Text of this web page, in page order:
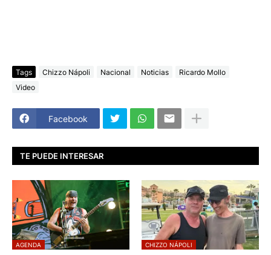
Tags Chizzo Nápoli Nacional Noticias
Ricardo Mollo
Video
Facebook
TE PUEDE INTERESAR
AGENDA CHIZZO NÁPOLI